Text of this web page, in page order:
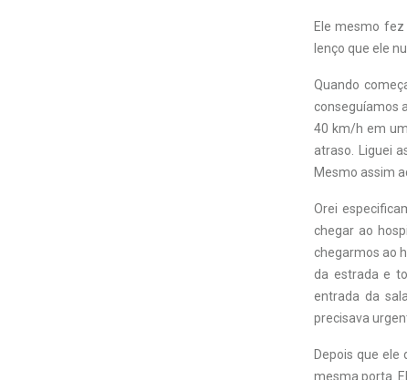
Ele mesmo
lenço que ele
Quando
conseguíamos
40 km/h em
atraso. Liguei
Mesmo assim
Orei
chegar ao
chegarmos ao
da estrada e
entrada da
precisava
Depois que
mesma porta.